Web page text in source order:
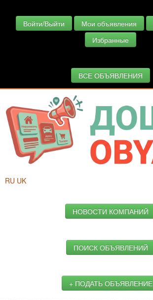
Войти/Выйти Мои объявления
Избранные
ВСЕ ОБЪЯВЛЕНИЯ
RU UK
НОВОСТИ КОМПАНИЙ
ПОИСК ОБЪЯВЛЕНИЙ
+ ПОДАТЬ ОБЪЯВЛЕНИЕ